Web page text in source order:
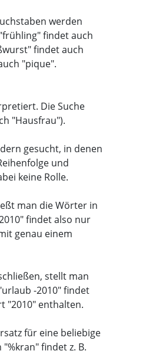
werden
findet auch
findet auch
"pique".
Die Suche
"Hausfrau").
gesucht, in denen
und
keine Rolle.
man die Wörter in
findet also nur
genau einem
stellt man
-2010" findet
"2010" enthalten.
für eine beliebige
findet z. B.